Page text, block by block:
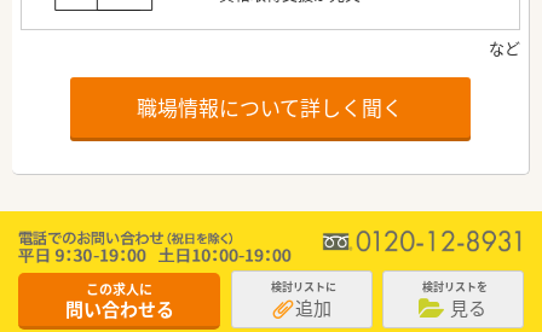
職場情報について詳しく聞く
この求人に
問い合わせる
検討リストに
追加
検討リストを
見る